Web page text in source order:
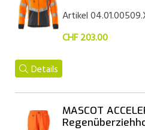
Artikel
CHF 203.00
Details
MASCOT